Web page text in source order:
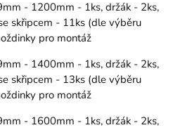
- 1200mm - 1ks, držák - 2ks,
skřipcem - 11ks (dle výběru
pro montáž
- 1400mm - 1ks, držák - 2ks,
skřipcem - 13ks (dle výběru
pro montáž
- 1600mm - 1ks, držák - 2ks,